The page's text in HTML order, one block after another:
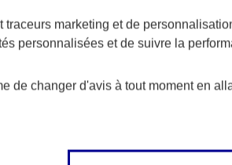
traceurs marketing et de
personnalisées et de suivre la
de changer d'avis à tout moment en